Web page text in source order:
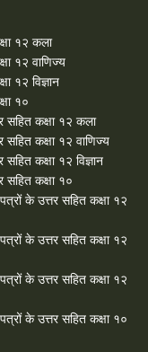
१२ कला
१२ वाणिज्य
१२ विज्ञान
१०
सहित कक्षा १२ कला
सहित कक्षा १२ वाणिज्य
कक्षा १२ विज्ञान
सहित कक्षा १०
के उत्तर सहित कक्षा १२
के उत्तर सहित कक्षा १२
के उत्तर सहित कक्षा १२
के उत्तर सहित कक्षा १०